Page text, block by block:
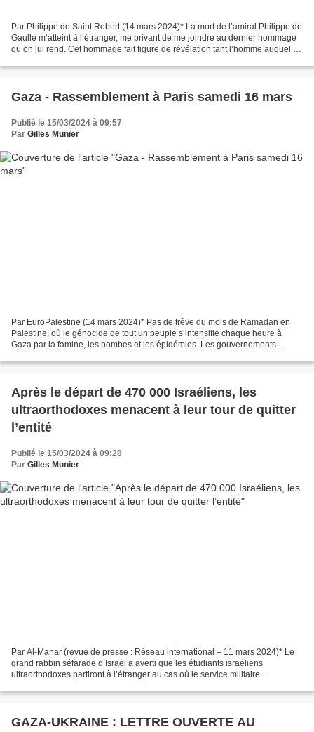
Par Philippe de Saint Robert (14 mars 2024)* La mort de l’amiral Philippe de
Gaulle m’atteint à l’étranger, me privant de me joindre au dernier hommage
qu’on lui rend. Cet hommage fait figure de révélation tant l’homme auquel il
Gaza - Rassemblement à Paris samedi 16 mars
Publié le 15/03/2024 à 09:57
Par Gilles Munier
Par EuroPalestine (14 mars 2024)* Pas de trêve du mois de Ramadan en
Palestine, où le génocide de tout un peuple s’intensifie chaque heure à
Gaza par la famine, les bombes et les épidémies. Les gouvernements
Après le départ de 470 000 Israéliens, les
ultraorthodoxes menacent à leur tour de quitter
l’entité
Publié le 15/03/2024 à 09:28
Par Gilles Munier
Par Al-Manar (revue de presse : Réseau international – 11 mars 2024)* Le
grand rabbin séfarade d’Israël a averti que les étudiants israéliens
ultraorthodoxes partiront à l’étranger au cas où le service militaire
GAZA-UKRAINE : LETTRE OUVERTE AU